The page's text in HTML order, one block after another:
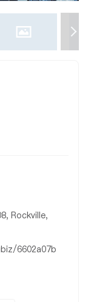
Rockville,
6602a07b